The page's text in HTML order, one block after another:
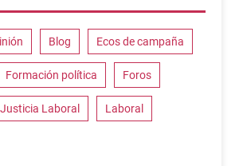
Blog Ecos de campaña
Formación política Foros
Justicia Laboral Laboral